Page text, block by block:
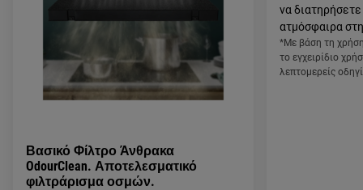
Βασικό Φίλτρο Άνθρακα
OdourClean. Αποτελεσματικό
φιλτράρισμα οσμών.
να
ατμόσφαιρα
*Με βάση τη
το εγχειρίδιο
λεπτομερείς